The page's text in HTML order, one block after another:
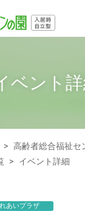
ベント
> 高齢者総合福祉セ
> イベント詳細
あいプラザ